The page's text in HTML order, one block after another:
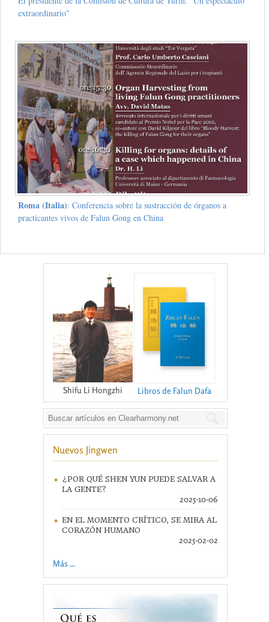
extraordinario"
Roma (Italia): Conferencia sobre la sustracción de órganos a
practicantes vivos de Falun Gong en China
Shifu Li Hongzhi Libros de Falun Dafa
Nuevos Jingwen
¿POR QUÉ SHEN YUN PUEDE SALVAR A
LA GENTE?
2025-10-06
EN EL MOMENTO CRÍTICO, SE MIRA AL
CORAZÓN HUMANO
2025-02-02
Más ...